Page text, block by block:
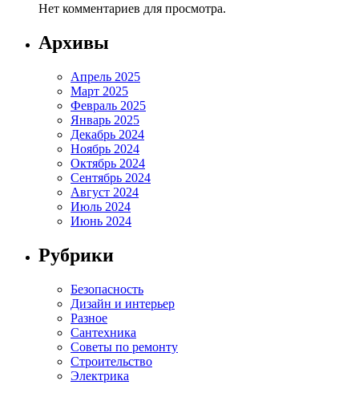
Нет комментариев для просмотра.
Архивы
Апрель 2025
Март 2025
Февраль 2025
Январь 2025
Декабрь 2024
Ноябрь 2024
Октябрь 2024
Сентябрь 2024
Август 2024
Июль 2024
Июнь 2024
Рубрики
Безопасность
Дизайн и интерьер
Разное
Сантехника
Советы по ремонту
Строительство
Электрика